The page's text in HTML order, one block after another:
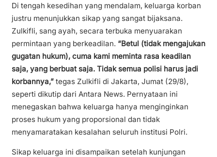
Di tengah kesedihan yang mendalam, keluarga korban
justru menunjukkan sikap yang sangat bijaksana.
Zulkifli, sang ayah, secara terbuka menyuarakan
permintaan yang berkeadilan. “Betul (tidak mengajukan
gugatan hukum), cuma kami meminta rasa keadilan
saja, yang berbuat saja. Tidak semua polisi harus jadi
korbannya,” tegas Zulkifli di Jakarta, Jumat (29/8),
seperti dikutip dari Antara News. Pernyataan ini
menegaskan bahwa keluarga hanya menginginkan
proses hukum yang proporsional dan tidak
menyamaratakan kesalahan seluruh institusi Polri.
Sikap keluarga ini disampaikan setelah kunjungan